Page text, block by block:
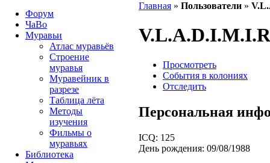
Главная » Пользователи »
V.L.A.D.I.M.I.R
Просмотреть
События в колониях
Отследить
Персональная
ICQ: 125
День рождения: 09/08/1988
Форум
ЧаВо
Муравьи
Атлас муравьёв
Строение
муравья
Муравейник в
разрезе
Таблица лёта
Методы
изучения
Фильмы о
муравьях
Библиотека